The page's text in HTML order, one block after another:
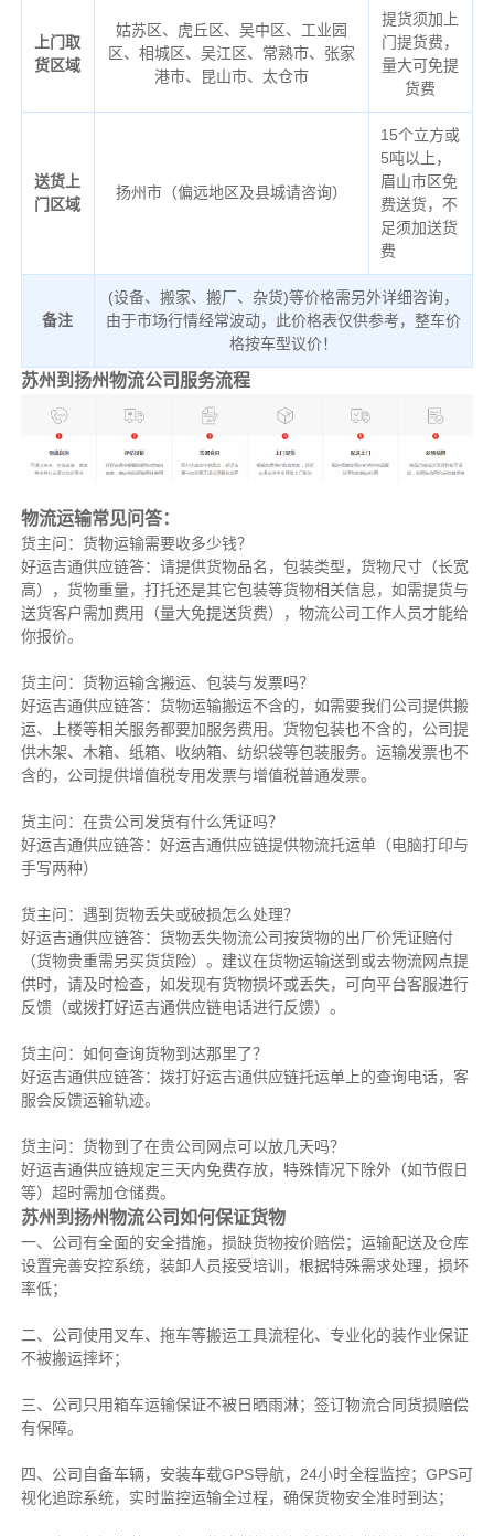
上门取
货区域
姑苏区、虎丘区、吴中区、工业园
区、相城区、吴江区、常熟市、张家
港市、昆山市、太仓市
提货须加上
门提货费，
量大可免提
货费
送货上
门区域
扬州市（偏远地区及县城请咨询）
15个立方或
5吨以上，
眉山市区免
费送货，不
足须加送货
费
备注
(设备、搬家、搬厂、杂货)等价格需另外详细咨询，
由于市场行情经常波动，此价格表仅供参考，整车价
格按车型议价！
苏州到扬州物流公司服务流程
物流运输常见问答：
货主问：货物运输需要收多少钱？
好运吉通供应链答：请提供货物品名，包装类型，货物尺寸（长宽
高），货物重量，打托还是其它包装等货物相关信息，如需提货与
送货客户需加费用（量大免提送货费），物流公司工作人员才能给
你报价。
货主问：货物运输含搬运、包装与发票吗？
好运吉通供应链答：货物运输搬运不含的，如需要我们公司提供搬
运、上楼等相关服务都要加服务费用。货物包装也不含的，公司提
供木架、木箱、纸箱、收纳箱、纺织袋等包装服务。运输发票也不
含的，公司提供增值税专用发票与增值税普通发票。
货主问：在贵公司发货有什么凭证吗？
好运吉通供应链答：好运吉通供应链提供物流托运单（电脑打印与
手写两种）
货主问：遇到货物丢失或破损怎么处理？
好运吉通供应链答：货物丢失物流公司按货物的出厂价凭证赔付
（货物贵重需另买货货险）。建议在货物运输送到或去物流网点提
供时，请及时检查，如发现有货物损坏或丢失，可向平台客服进行
反馈（或拨打好运吉通供应链电话进行反馈）。
货主问：如何查询货物到达那里了？
好运吉通供应链答：拨打好运吉通供应链托运单上的查询电话，客
服会反馈运输轨迹。
货主问：货物到了在贵公司网点可以放几天吗？
好运吉通供应链规定三天内免费存放，特殊情况下除外（如节假日
等）超时需加仓储费。
苏州到扬州物流公司如何保证货物
一、公司有全面的安全措施，损缺货物按价赔偿；运输配送及仓库
设置完善安控系统，装卸人员接受培训，根据特殊需求处理，损坏
率低；
二、公司使用叉车、拖车等搬运工具流程化、专业化的装作业保证
不被搬运摔坏；
三、公司只用箱车运输保证不被日晒雨淋；签订物流合同货损赔偿
有保障。
四、公司自备车辆，安装车载GPS导航，24小时全程监控；GPS可
视化追踪系统，实时监控运输全过程，确保货物安全准时到达；